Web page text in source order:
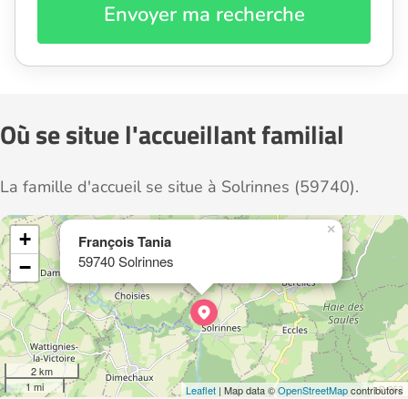
Envoyer ma recherche
Où se situe l'accueillant familial
La famille d'accueil se situe à Solrinnes (59740).
François Tania
59740 Solrinnes
×
+
−
2 km
1 mi
Leaflet | Map data ©OpenStreetMapcontributors